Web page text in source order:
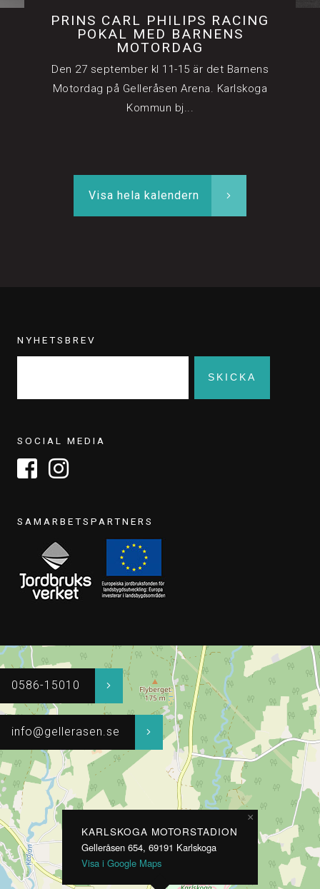
STÄNGNINGSRACET 2026
Andra säsongen med de nykartarna ska
12-14&nbs...
Visa hela kalendern
NYHETSBREV
SOCIAL MEDIA
SAMARBETSPARTNERS
KARLSKOGA MOTORSTADION
Gelleråsen 654, 69191 Karlskoga
Visa i Google Maps
×
0586-15010
info@gellerasen.se